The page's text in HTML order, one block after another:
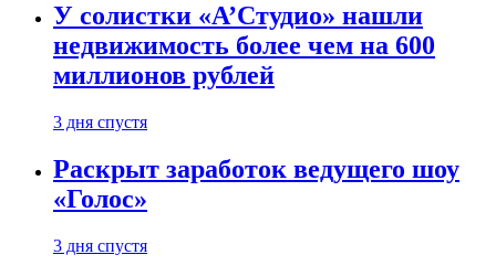
У солистки «А’Студио» нашли
недвижимость более чем на 600
миллионов рублей
3 дня спустя
Раскрыт заработок ведущего шоу
«Голос»
3 дня спустя